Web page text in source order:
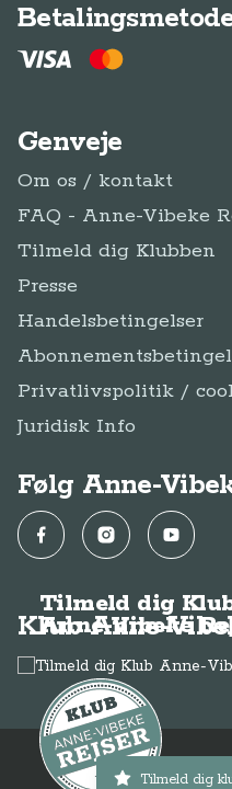
Tilmeld dig
Genveje
Om os / kontakt
FAQ - Anne-Vibeke
Tilmeld dig Klubben
Presse
Handelsbetingelser
Privatlivspolitik /
Juridisk Info
Følg Anne-
FacebookInstagramYouTube
Klub Anne-
Tilmeld dig
Anne-Vibeke
© Anne-